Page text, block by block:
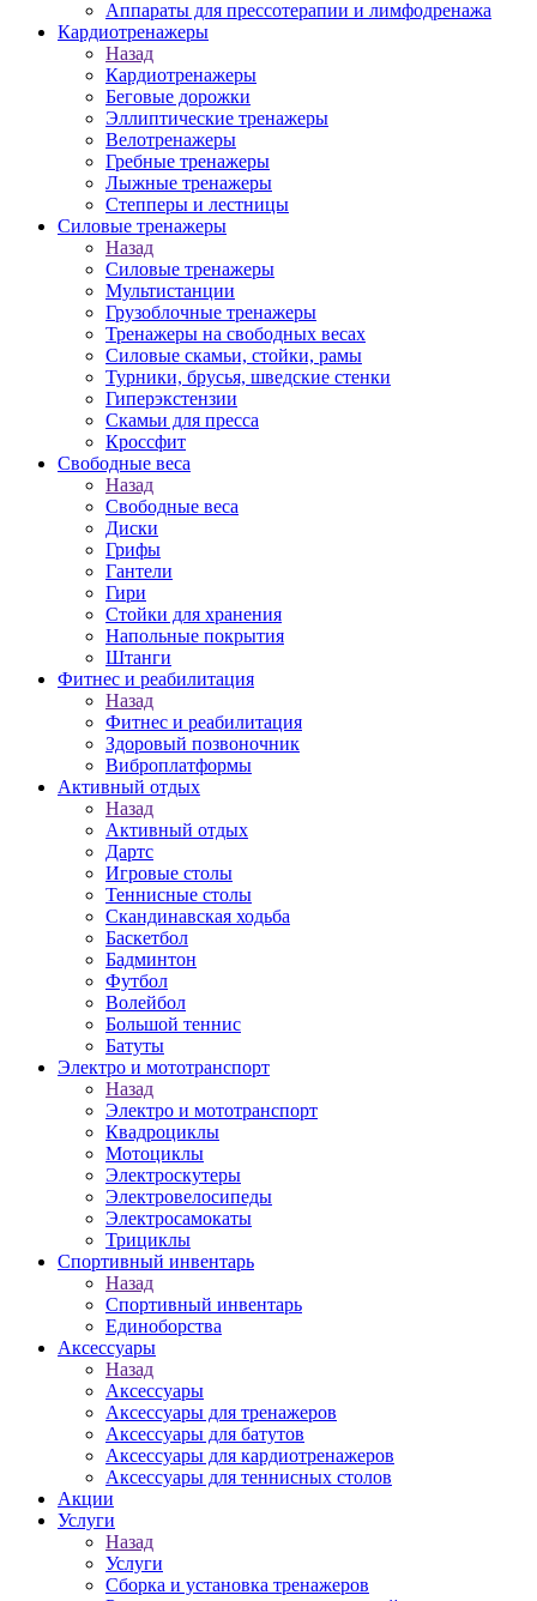
Аппараты для прессотерапии и лимфодренажа
Кардиотренажеры
Назад
Кардиотренажеры
Беговые дорожки
Эллиптические тренажеры
Велотренажеры
Гребные тренажеры
Лыжные тренажеры
Степперы и лестницы
Силовые тренажеры
Назад
Силовые тренажеры
Мультистанции
Грузоблочные тренажеры
Тренажеры на свободных весах
Силовые скамьи, стойки, рамы
Турники, брусья, шведские стенки
Гиперэкстензии
Скамьи для пресса
Кроссфит
Свободные веса
Назад
Свободные веса
Диски
Грифы
Гантели
Гири
Стойки для хранения
Напольные покрытия
Штанги
Фитнес и реабилитация
Назад
Фитнес и реабилитация
Здоровый позвоночник
Виброплатформы
Активный отдых
Назад
Активный отдых
Дартс
Игровые столы
Теннисные столы
Скандинавская ходьба
Баскетбол
Бадминтон
Футбол
Волейбол
Большой теннис
Батуты
Электро и мототранспорт
Назад
Электро и мототранспорт
Квадроциклы
Мотоциклы
Электроскутеры
Электровелосипеды
Электросамокаты
Трициклы
Спортивный инвентарь
Назад
Спортивный инвентарь
Единоборства
Аксессуары
Назад
Аксессуары
Аксессуары для тренажеров
Аксессуары для батутов
Аксессуары для кардиотренажеров
Аксессуары для теннисных столов
Акции
Услуги
Назад
Услуги
Сборка и установка тренажеров